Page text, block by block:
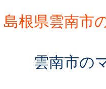
島根県雲南市
雲南市の